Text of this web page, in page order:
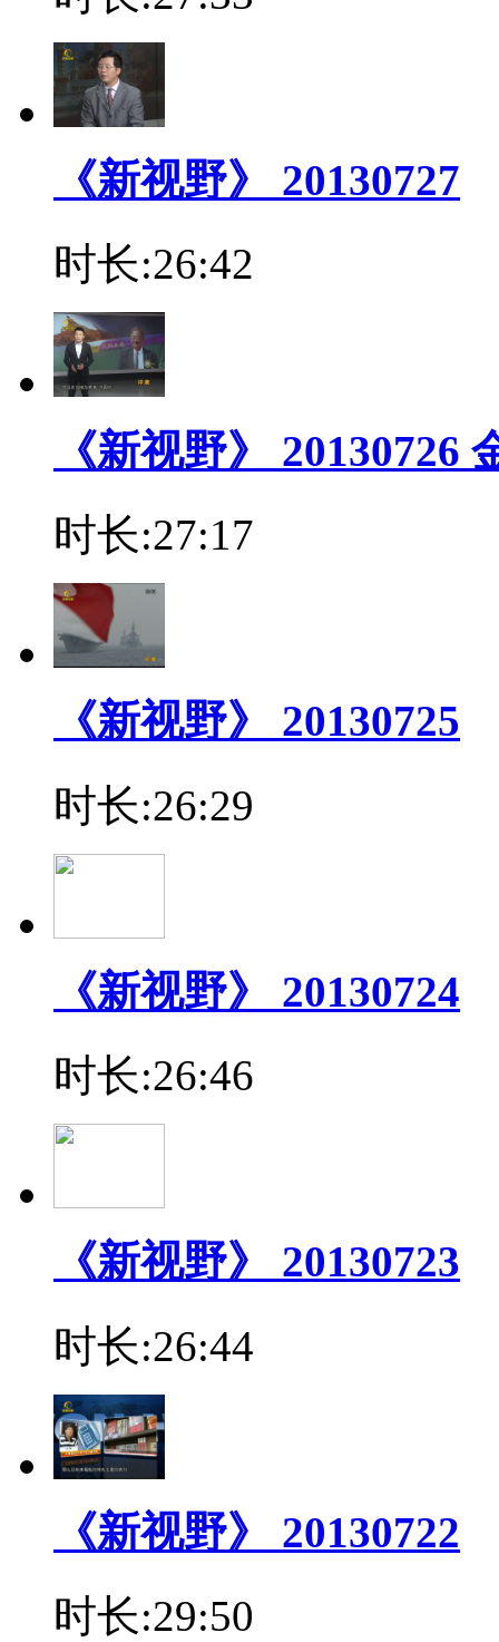
《新视野》 20130727
时长:26:42
《新视野》 20130726
时长:27:17
《新视野》 20130725
时长:26:29
《新视野》 20130724
时长:26:46
《新视野》 20130723
时长:26:44
《新视野》 20130722
时长:29:50